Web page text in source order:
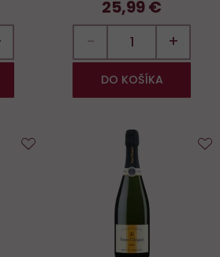
25,99 €
− +
DO KOŠÍKA